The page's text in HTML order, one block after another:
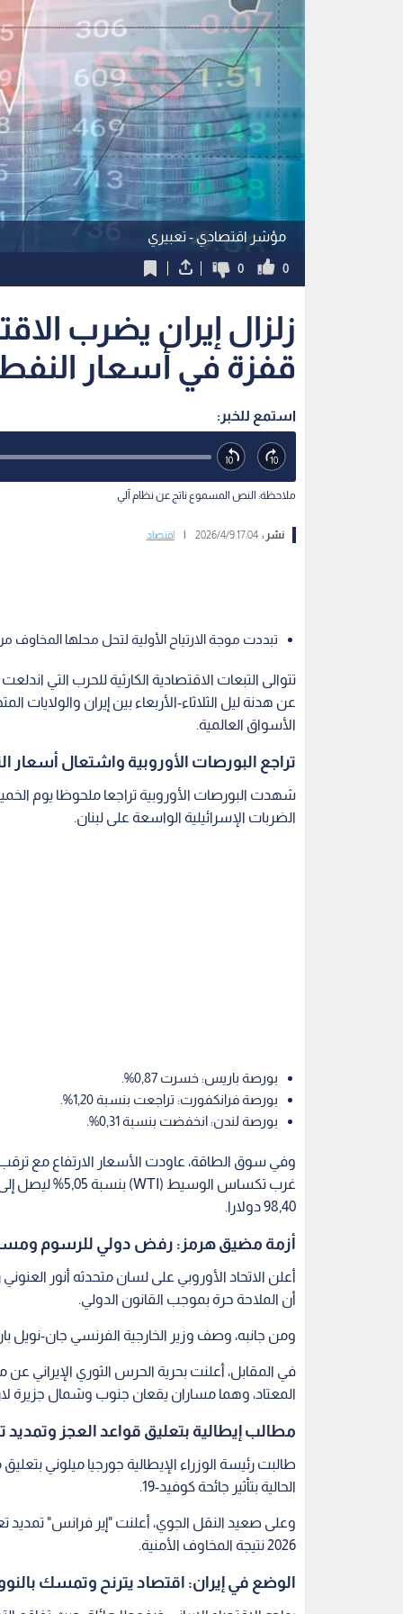
مؤشر اقتصادي - تعبيري
0
0
زلزال إيران يضرب
قفزة في أسعار
استمع للخبر:
ملاحظة: النص المسموع ناتج عن نظام آلي
نشر :17:04 2026/4/9 اقتصاد
تبددت موجة الارتياح الأولية لتحل محلها المخاوف
عن هدنة ليل الثلاثاء-الأربعاء بين إيران
الأسواق العالمية.
تراجع البورصات الأوروبية واشتعال أسعار
شهدت البورصات الأوروبية تراجعا ملحوظا يوم
الضربات الإسرائيلية الواسعة على لبنان.
بورصة باريس: خسرت 0,87%.
بورصة فرانكفورت: تراجعت بنسبة 1,20%.
بورصة لندن: انخفضت بنسبة 0,31%.
وفي سوق الطاقة، عاودت الأسعار الارتفاع مع
98,40 دولارا.
أزمة مضيق هرمز: رفض دولي للرسوم
أعلن الاتحاد الأوروبي على لسان متحدثه أنور
أن الملاحة حرة بموجب القانون الدولي.
ومن جانبه، وصف وزير الخارجية الفرنسي جان-نويل
في المقابل، أعلنت بحرية الحرس الثوري الإيراني
المعتاد، وهما مساران يقعان جنوب وشمال جزيرة
مطالب إيطالية بتعليق قواعد العجز وتمديد
طالبت رئيسة الوزراء الإيطالية جورجيا ميلوني
الحالية بتأثير جائحة كوفيد-19.
2026 نتيجة المخاوف الأمنية.
الوضع في إيران: اقتصاد يترنح وتمسك